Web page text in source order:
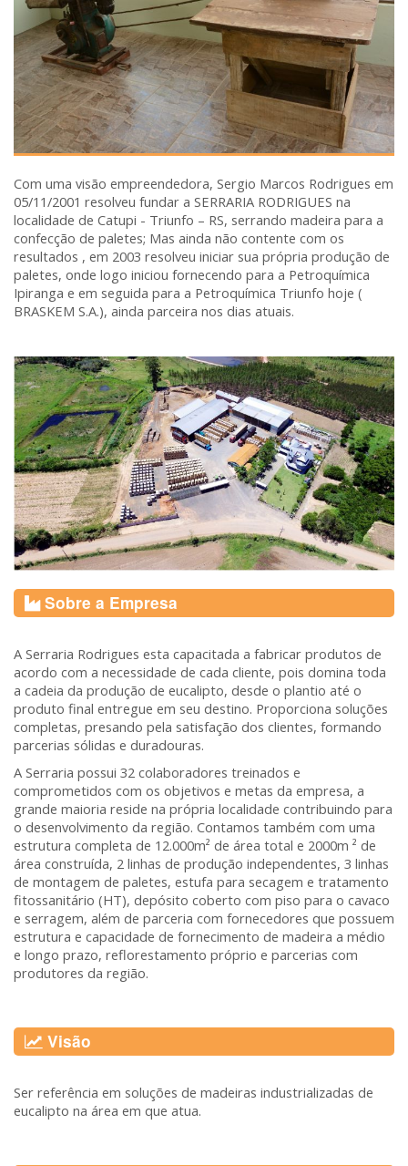
Com uma visão empreendedora, Sergio Marcos Rodrigues em
05/11/2001 resolveu fundar a SERRARIA RODRIGUES na
localidade de Catupi - Triunfo – RS, serrando madeira para a
confecção de paletes; Mas ainda não contente com os
resultados , em 2003 resolveu iniciar sua própria produção de
paletes, onde logo iniciou fornecendo para a Petroquímica
Ipiranga e em seguida para a Petroquímica Triunfo hoje (
BRASKEM S.A.), ainda parceira nos dias atuais.
Sobre a Empresa
A Serraria Rodrigues esta capacitada a fabricar produtos de
acordo com a necessidade de cada cliente, pois domina toda
a cadeia da produção de eucalipto, desde o plantio até o
produto final entregue em seu destino. Proporciona soluções
completas, presando pela satisfação dos clientes, formando
parcerias sólidas e duradouras.
A Serraria possui 32 colaboradores treinados e
comprometidos com os objetivos e metas da empresa, a
grande maioria reside na própria localidade contribuindo para
o desenvolvimento da região. Contamos também com uma
estrutura completa de 12.000m² de área total e 2000m ² de
área construída, 2 linhas de produção independentes, 3 linhas
de montagem de paletes, estufa para secagem e tratamento
fitossanitário (HT), depósito coberto com piso para o cavaco
e serragem, além de parceria com fornecedores que possuem
estrutura e capacidade de fornecimento de madeira a médio
e longo prazo, reflorestamento próprio e parcerias com
produtores da região.
Visão
Ser referência em soluções de madeiras industrializadas de
eucalipto na área em que atua.